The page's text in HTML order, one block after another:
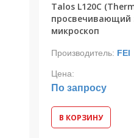
Talos L120C
просвечивающий
микроскоп
Производитель: FEI
Цена:
По запросу
В КОРЗИНУ